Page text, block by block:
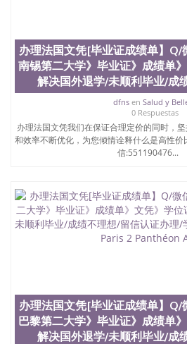
办理法国文凭[毕业证成绩单】
南锡第二大学》毕业证》成绩单
解决国外退学/未顺利毕业/成
dfnsen Salud y
0 Respuestas
办理法国文凭我们在保证合理定价的同时，
和效率不断优化，为您倾情诠释什么是高性
信:551190476...
办理法国文凭[毕业证成绩单】
巴黎第二大学》毕业证》成绩单
解决国外退学/未顺利毕业/成